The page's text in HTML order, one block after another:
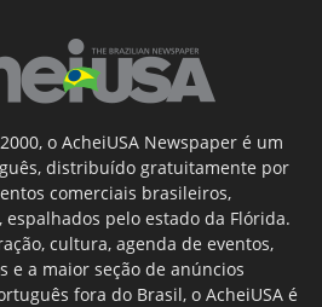
o AcheiUSA Newspaper é um
distribuído gratuitamente por
comerciais brasileiros,
pelo estado da Flórida.
cultura, agenda de eventos,
e a maior seção de anúncios
fora do Brasil, o AcheiUSA é